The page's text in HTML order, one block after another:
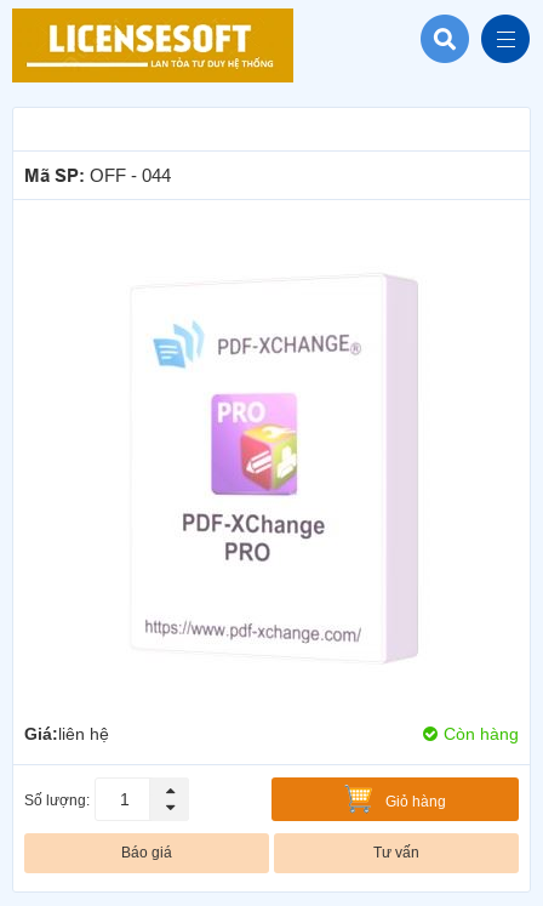
Mã SP: OFF - 044
Giá:liên hệ Còn hàng
Số lượng: Giỏ hàng
Báo giá Tư vấn